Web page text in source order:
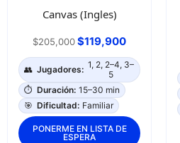
Canvas (Ingles)
$205,000$119,900
👥 Jugadores: 1, 2, 2–4, 3–
5
⏱️ Duración: 15–30 min
🎯 Dificultad: Familiar
PONERME EN LISTA DE
ESPERA